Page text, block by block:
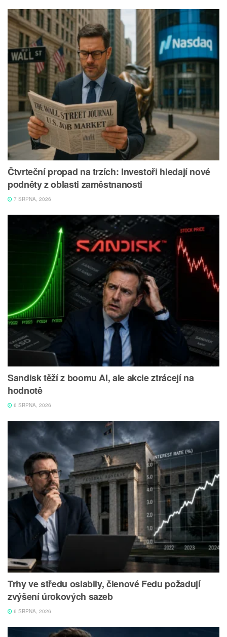
Čtvrteční propad na trzích: Investoři hledají nové
podněty z oblasti zaměstnanosti
7 SRPNA, 2026
Sandisk těží z boomu AI, ale akcie ztrácejí na
hodnotě
6 SRPNA, 2026
Trhy ve středu oslabily, členové Fedu požadují
zvýšení úrokových sazeb
6 SRPNA, 2026